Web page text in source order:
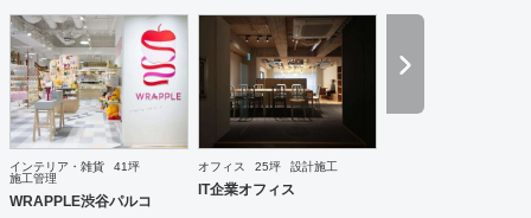
が回らない際は代表自信も現場に出ますので、社内で5名と
専属の外注監理1名の6名で物件規模や内容に応じて割り当て
ています。 さらに自社で木工職人を抱えており、内装工事に
おいて大きなボリュームを締める木工家具の製作には質、量
ともに自信を持っております。 その他、自社で飲食店を経営
しており業態の開発やレシピ提供、仕入先のコーディネー
ト、人材教育なども行っており設計や施工だけにとらわれな
い様々な引き合いがあります。 大手企業の新業態開発の際の
社外プロジェクトメンバーとしてノウハウ提供などの実績も
インテリア・雑貨
41坪
施工管理
WRAPPLE渋谷パルコ
オフィス 25坪 設計施工
IT企業オフィス